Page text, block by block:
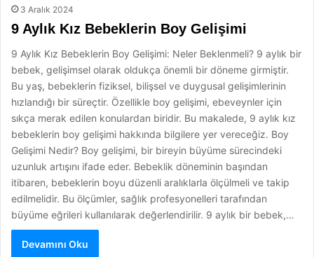
3 Aralık 2024
9 Aylık Kız Bebeklerin Boy Gelişimi
9 Aylık Kız Bebeklerin Boy Gelişimi: Neler Beklenmeli? 9 aylık bir
bebek, gelişimsel olarak oldukça önemli bir döneme girmiştir.
Bu yaş, bebeklerin fiziksel, bilişsel ve duygusal gelişimlerinin
hızlandığı bir süreçtir. Özellikle boy gelişimi, ebeveynler için
sıkça merak edilen konulardan biridir. Bu makalede, 9 aylık kız
bebeklerin boy gelişimi hakkında bilgilere yer vereceğiz. Boy
Gelişimi Nedir? Boy gelişimi, bir bireyin büyüme sürecindeki
uzunluk artışını ifade eder. Bebeklik döneminin başından
itibaren, bebeklerin boyu düzenli aralıklarla ölçülmeli ve takip
edilmelidir. Bu ölçümler, sağlık profesyonelleri tarafından
büyüme eğrileri kullanılarak değerlendirilir. 9 aylık bir bebek,…
Devamını Oku